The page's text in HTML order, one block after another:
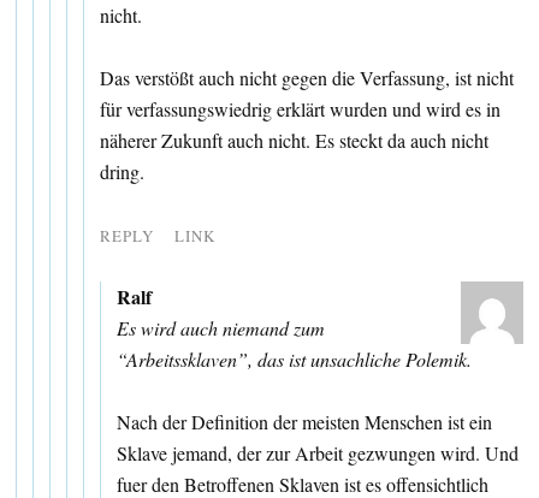
nicht.
Das verstößt auch nicht gegen die Verfassung, ist nicht
für verfassungswiedrig erklärt wurden und wird es in
näherer Zukunft auch nicht. Es steckt da auch nicht
dring.
REPLY LINK
Ralf
Es wird auch niemand zum
“Arbeitssklaven”, das ist unsachliche Polemik.
Nach der Definition der meisten Menschen ist ein
Sklave jemand, der zur Arbeit gezwungen wird. Und
fuer den Betroffenen Sklaven ist es offensichtlich